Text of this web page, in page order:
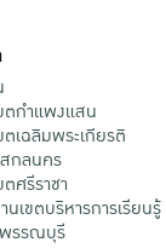
ตกําแพงแสน
ตเฉลิมพระเกียรติ
กลนคร
ศรีราชา
นเขตบริหารการเรียนรู้
รรณบุรี